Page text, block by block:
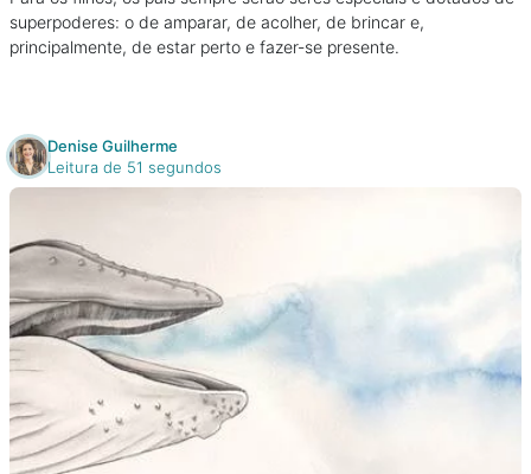
superpoderes: o de amparar, de acolher, de brincar e,
principalmente, de estar perto e fazer-se presente.
Denise Guilherme
Leitura de 51 segundos